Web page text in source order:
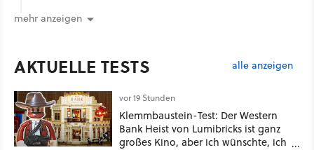
mehr anzeigen
AKTUELLE TESTS alle anzeigen
vor 19 Stunden
Klemmbaustein-Test: Der Western
Bank Heist von Lumibricks ist ganz
großes Kino, aber ich wünschte, ich